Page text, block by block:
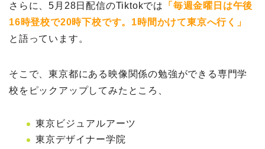
さらに、5月28日配信のTiktokでは
「毎週金曜日は午後
16時登校で20時下校です。1時間かけて東京へ行く」
と語っています。
そこで、東京都にある映像関係の勉強ができる専門学
校をピックアップしてみたところ、
東京ビジュアルアーツ
東京デザイナー学院